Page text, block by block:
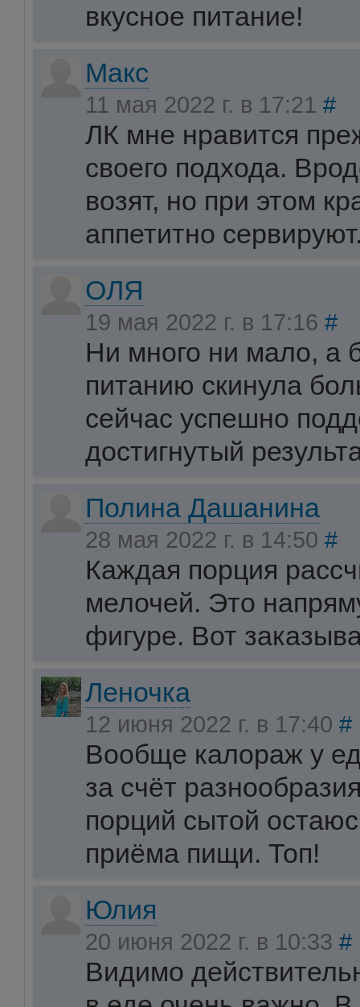
вкусное питание!
Макс
11 мая 2022 г. в 17:21 #
ЛК мне нравится
своего подхода.
возят, но при этом
аппетитно
ОЛЯ
19 мая 2022 г. в 17:16 #
Ни много ни мало, а
питанию скинула
сейчас успешно
достигнутый
Полина Дашанина
28 мая 2022 г. в 14:50 #
Каждая порция
мелочей. Это
фигуре. Вот
Леночка
12 июня 2022 г. в 17:40 #
Вообще калораж у
за счёт
порций сытой
приёма пищи. Топ!
Юлия
20 июня 2022 г. в 10:33 #
Видимо